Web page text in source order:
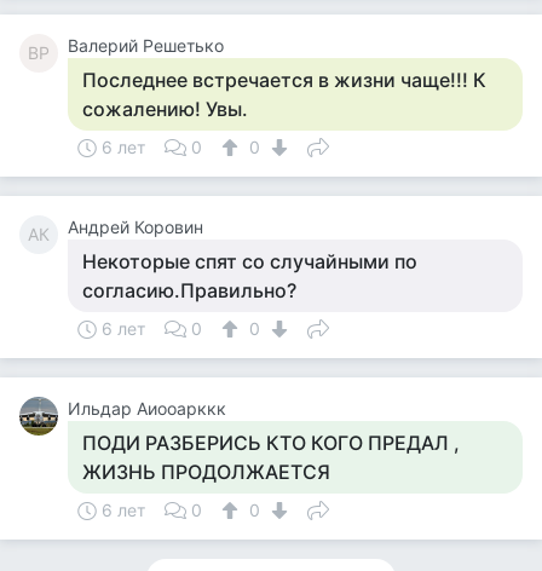
ВР Валерий Решетько
Последнее встречается в жизни чаще!!! К
сожалению! Увы.
6 лет 0 0
АК Андрей Коровин
Некоторые спят со случайными по
согласию.Правильно?
6 лет 0 0
Ильдар Аиооарккк
ПОДИ РАЗБЕРИСЬ КТО КОГО ПРЕДАЛ ,
ЖИЗНЬ ПРОДОЛЖАЕТСЯ
6 лет 0 0